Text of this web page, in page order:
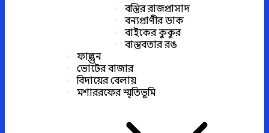
বস্তির রাজপ্রাসাদ
বন্যপ্রাণীর ডাক
বাইকের কুকুর
বাস্তবতার রঙ
ফাল্গুন
ভোটের বাজার
বিদায়ের বেলায়
মশাররফের স্মৃতিভূমি